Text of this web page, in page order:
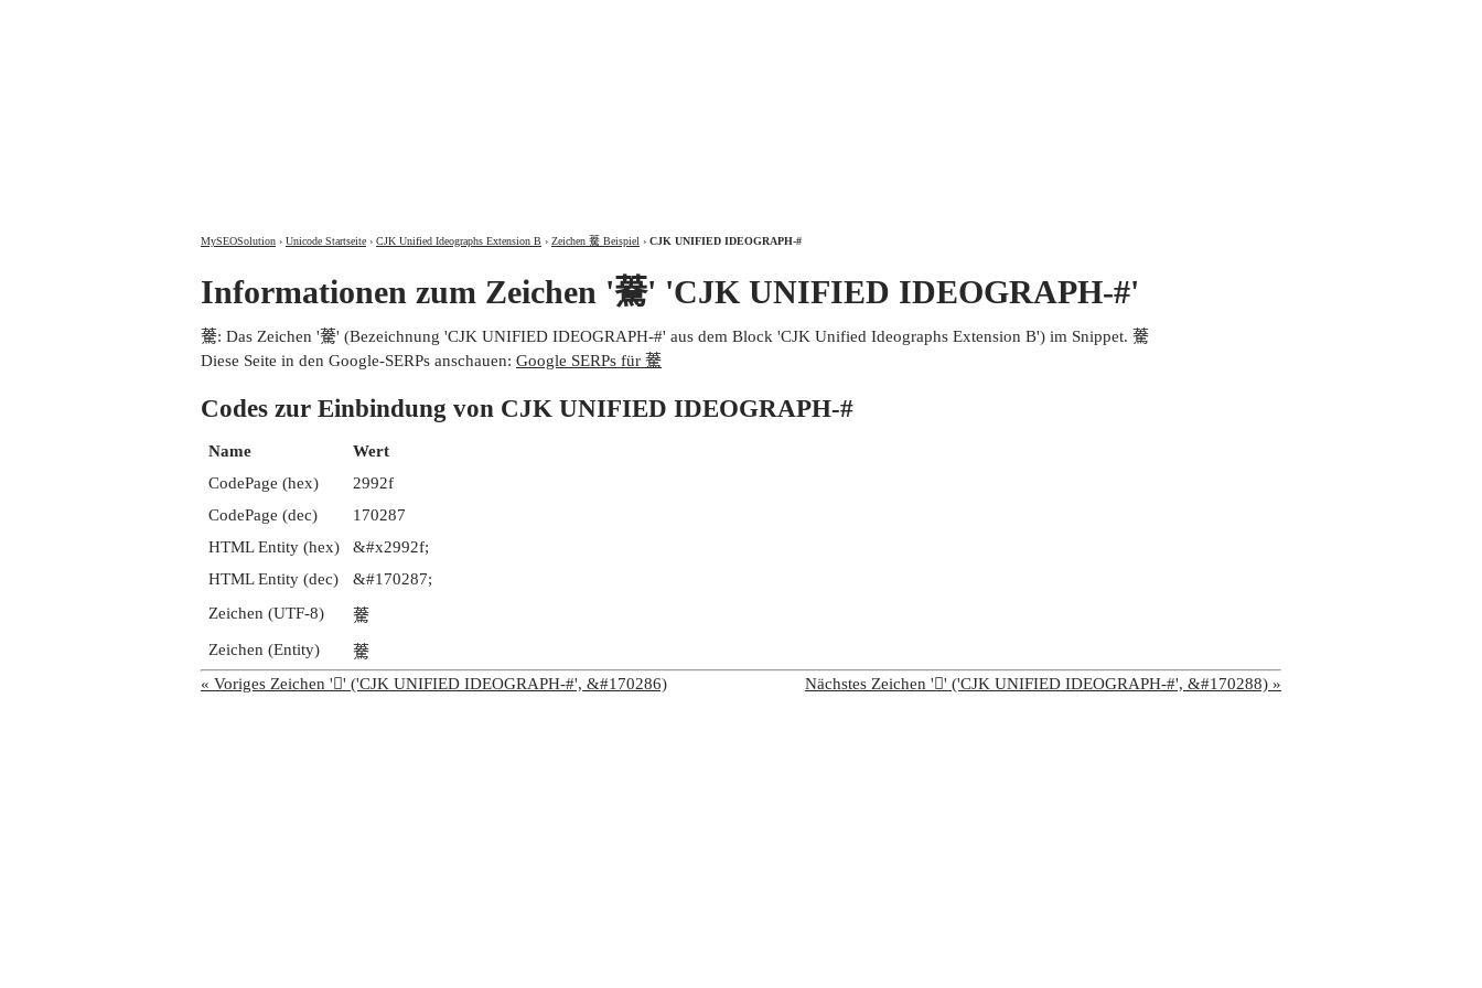
MySEOSolution › Unicode Startseite › CJK Unified Ideographs Extension B › Zeichen 𩤯 Beispiel › CJK UNIFIED IDEOGRAPH-#
Informationen zum Zeichen '𩤯' 'CJK UNIFIED IDEOGRAPH-#'
𩤯: Das Zeichen '𩤯' (Bezeichnung 'CJK UNIFIED IDEOGRAPH-#' aus dem Block 'CJK Unified Ideographs Extension B') im Snippet. 𩤯
Diese Seite in den Google-SERPs anschauen: Google SERPs für 𩤯
Codes zur Einbindung von CJK UNIFIED IDEOGRAPH-#
Name
Wert
CodePage (hex)
2992f
CodePage (dec)
170287
HTML Entity (hex)
&#x2992f;
HTML Entity (dec)
&#170287;
Zeichen (UTF-8)
𩤯
Zeichen (Entity)
𩤯
« Voriges Zeichen '𩤮' ('CJK UNIFIED IDEOGRAPH-#', &#170286)
Nächstes Zeichen '𩤰' ('CJK UNIFIED IDEOGRAPH-#', &#170288) »